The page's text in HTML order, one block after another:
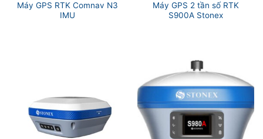
Máy GPS RTK Comnav N3
IMU
Máy GPS 2 tần số RTK
S900A Stonex